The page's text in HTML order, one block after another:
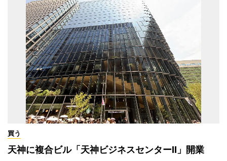
買う
天神に複合ビル「天神ビジネスセンターII」開業